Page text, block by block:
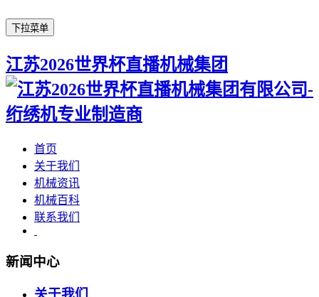
下拉菜单
江苏2026世界杯直播机械集团
首页
关于我们
机械资讯
机械百科
联系我们
新闻中心
关于我们